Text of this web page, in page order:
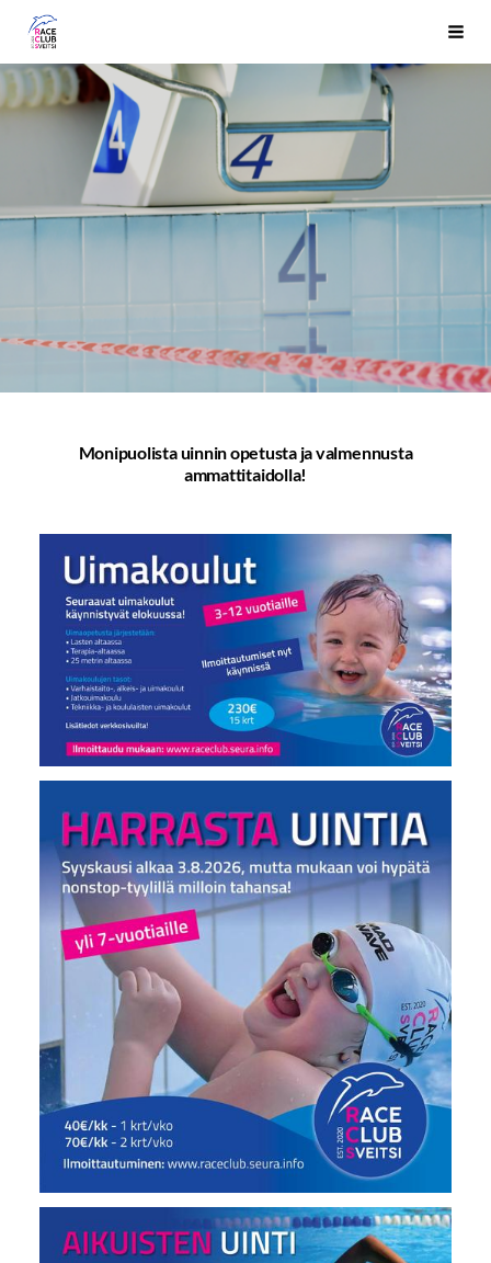
Siirry
sivun
sisältöön
Race Club Sveitsi ry
Monipuolista uinnin opetusta ja valmennusta
ammattitaidolla!